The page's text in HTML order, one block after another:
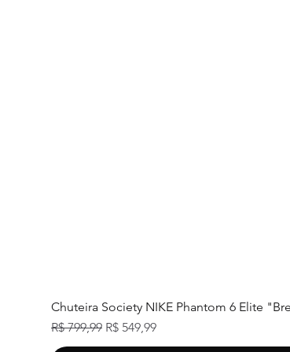
Chuteira Society NIKE Phantom 6 Elite
Preço normal
R$ 799,99 Preço promocional
R$ 549,99